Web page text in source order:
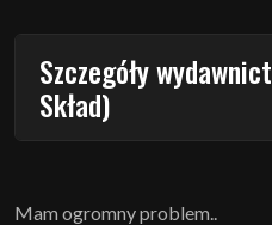
Szczegóły
Skład)
Mam ogromny problem..